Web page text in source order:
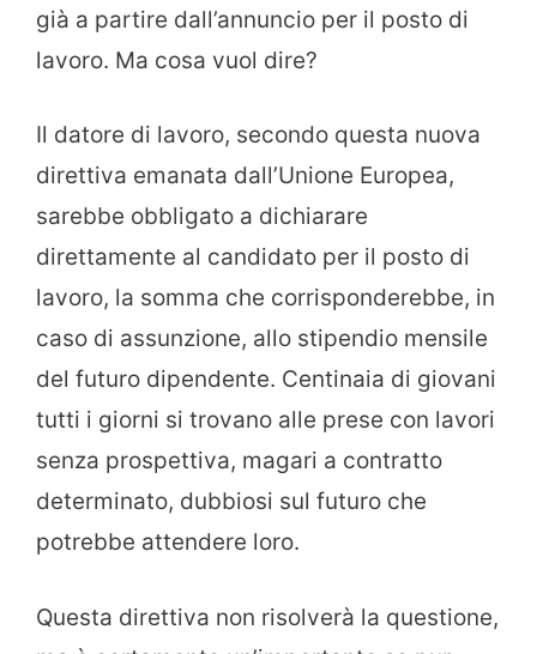
già a partire dall’annuncio per il posto di
lavoro. Ma cosa vuol dire?
Il datore di lavoro, secondo questa nuova
direttiva emanata dall’Unione Europea,
sarebbe obbligato a dichiarare
direttamente al candidato per il posto di
lavoro, la somma che corrisponderebbe, in
caso di assunzione, allo stipendio mensile
del futuro dipendente. Centinaia di giovani
tutti i giorni si trovano alle prese con lavori
senza prospettiva, magari a contratto
determinato, dubbiosi sul futuro che
potrebbe attendere loro.
Questa direttiva non risolverà la questione,